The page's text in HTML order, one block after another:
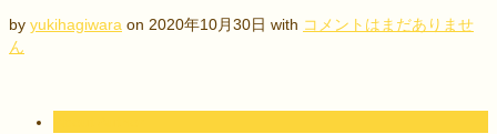
by yukihagiwara on 2020年10月30日 with コメントはまだありませ
ん